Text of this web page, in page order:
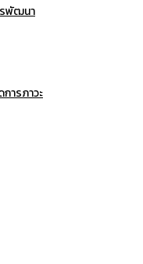
รพัฒนา
ารภาวะ